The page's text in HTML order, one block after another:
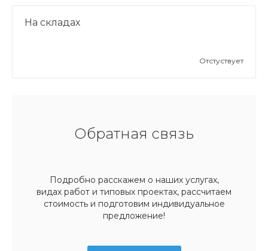
На складах
Отстуствует
Обратная связь
Подробно расскажем о наших услугах,
видах работ и типовых проектах, рассчитаем
стоимость и подготовим индивидуальное
предложение!